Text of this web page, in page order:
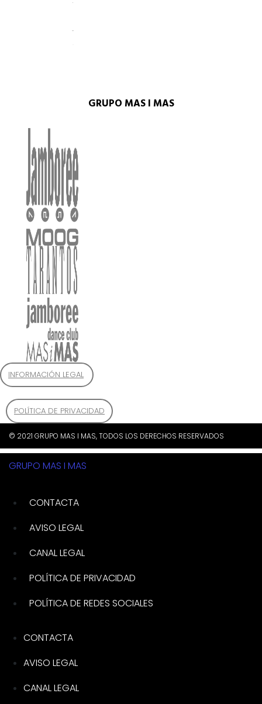
GRUPO MAS I MAS
INFORMACIÓN LEGAL
POLÍTICA DE PRIVACIDAD
© 2021 GRUPO MAS I MAS, TODOS LOS DERECHOS RESERVADOS
GRUPO MAS I MAS
CONTACTA
AVISO LEGAL
CANAL LEGAL
POLÍTICA DE PRIVACIDAD
POLÍTICA DE REDES SOCIALES
CONTACTA
AVISO LEGAL
CANAL LEGAL